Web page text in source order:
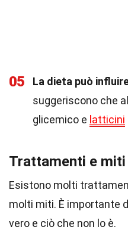
05 La dieta può
suggeriscono che
glicemico e latticini
Trattamenti e miti
Esistono molti
molti miti. È importante
vero e ciò che non lo è.